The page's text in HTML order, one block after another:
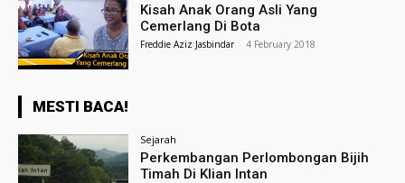
Kisah Anak Orang Asli Yang
Cemerlang Di Bota
Freddie Aziz Jasbindar - 4 February 2018
MESTI BACA!
Sejarah
Perkembangan Perlombongan Bijih
Timah Di Klian Intan